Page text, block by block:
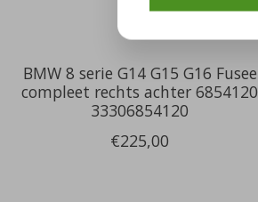
BMW 8 serie G14 G15 G16 Fusee
compleet rechts achter 6854120
33306854120
€225,00